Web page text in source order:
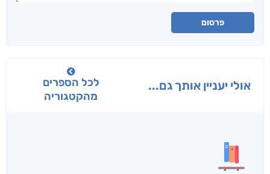
פרסום
אולי יעניין אותך גם...
לכל הספרים
מהקטגוריה